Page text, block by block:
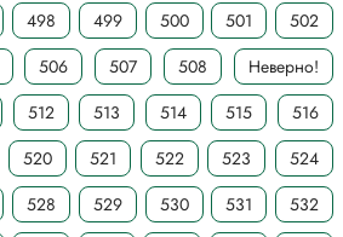
498 499 500 501
502
506 507 508
Неверно!
512 513 514 515
516
520 521 522 523
524
528 529 530 531
532